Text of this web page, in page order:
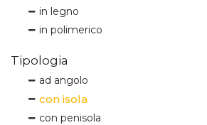
in legno
in polimerico
Tipologia
ad angolo
con isola
con penisola